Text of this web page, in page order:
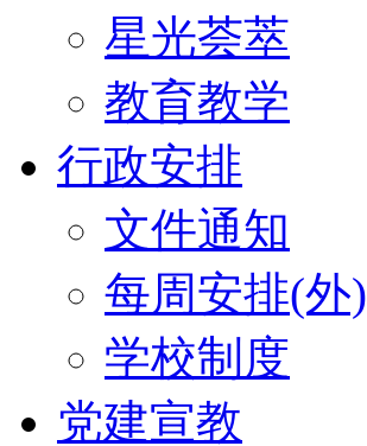
星光荟萃
教育教学
行政安排
文件通知
每周安排(外)
学校制度
党建宣教